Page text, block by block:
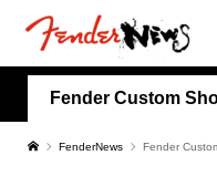
Fender Custom
FenderNews Fender